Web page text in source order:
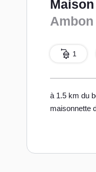
Ambon
1
à 1.5 km du
maisonnette